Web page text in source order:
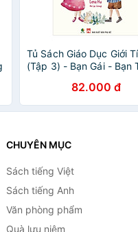
Tủ Sách Giáo Dục Giới
(Tập 3) - Bạn Gái - Bạn
82.000 đ
CHUYÊN MỤC
Sách tiếng Việt
Sách tiếng Anh
Văn phòng phẩm
Quà lưu niệm